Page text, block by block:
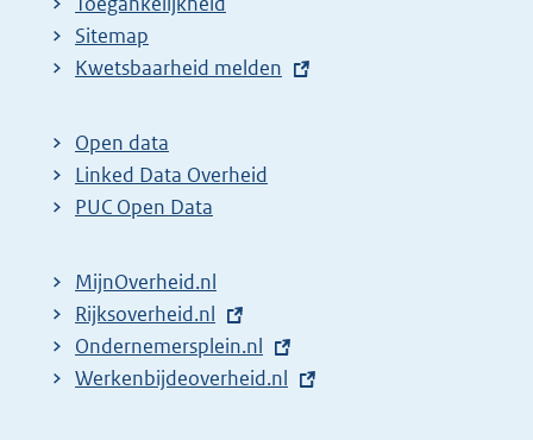
Sitemap
E
t
e
r
l
i
n
k
Kwetsbaarheid melden
Open data
Linked Data Overheid
PUC Open Data
MijnOverheid.nl
E
x
t
Rijksoverheid.nl
E
x
Ondernemersplein.nl
E
Werkenbijdeoverheid.nl